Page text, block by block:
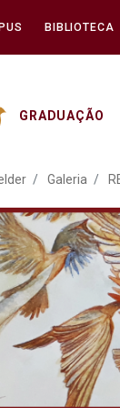
BIBLIOTECA
GRADUAÇÃO
Galeria